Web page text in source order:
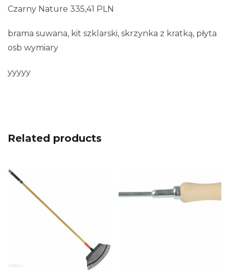
Czarny Nature 335,41 PLN
brama suwana, kit szklarski, skrzynka z kratką, płyta
osb wymiary
yyyyy
Related products